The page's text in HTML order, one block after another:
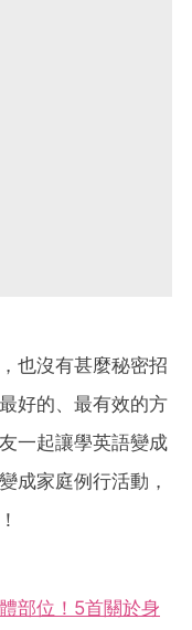
也沒有甚麼秘密招
好的、最有效的方
一起讓學英語變成
成家庭例行活動，
部位！5首關於身